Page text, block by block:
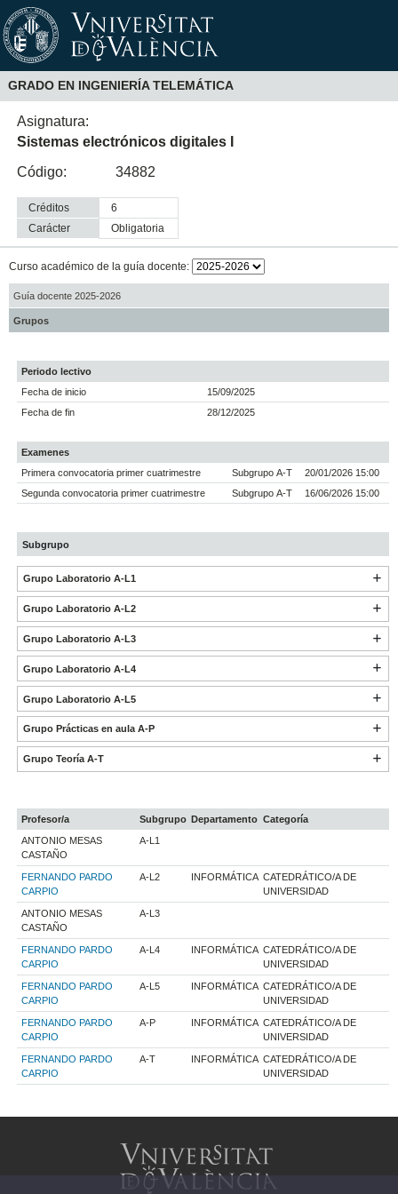
GRADO EN INGENIERÍA TELEMÁTICA
Asignatura:
Sistemas electrónicos digitales I
Código:
34882
Créditos
6
Carácter
obligatoria
Curso académico de la guía docente:
Guía docente 2025-2026
Grupos
Periodo lectivo
Fecha de inicio
15/09/2025
Fecha de fin
28/12/2025
Examenes
Primera convocatoria primer cuatrimestre
Subgrupo A-T
20/01/2026 15:00
Segunda convocatoria primer cuatrimestre
Subgrupo A-T 16/06/2026 15:00
Subgrupo
Grupo Laboratorio A-L1
Grupo Laboratorio A-L2
Grupo Laboratorio A-L3
Grupo Laboratorio A-L4
Grupo Laboratorio A-L5
Grupo Prácticas en aula A-P
Grupo Teoría A-T
Profesor/a Subgrupo Departamento Categoría
ANTONIO MESAS
CASTAÑO
A-L1
FERNANDO PARDO
CARPIO
A-L2 INFORMÁTICA CATEDRÁTICO/A DE
UNIVERSIDAD
ANTONIO MESAS
CASTAÑO
A-L3
FERNANDO PARDO
CARPIO
A-L4 INFORMÁTICA CATEDRÁTICO/A DE
UNIVERSIDAD
FERNANDO PARDO
CARPIO
A-L5 INFORMÁTICA CATEDRÁTICO/A DE
UNIVERSIDAD
FERNANDO PARDO
CARPIO
A-P INFORMÁTICA CATEDRÁTICO/A DE
UNIVERSIDAD
FERNANDO PARDO
CARPIO
A-T INFORMÁTICA CATEDRÁTICO/A DE
UNIVERSIDAD